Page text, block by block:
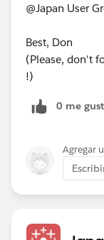
@Japan​ User
Best, Don
(Please, don't
!)
0 me
Agregar